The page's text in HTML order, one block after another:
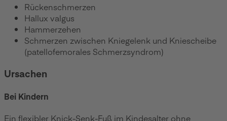
Rückenschmerzen
Hallux valgus
Hammerzehen
Schmerzen zwischen Kniegelenk und Kniescheibe
(patellofemorales Schmerzsyndrom)
Ursachen
Bei Kindern
Ein flexibler Knick-Senk-Fuß im Kindesalter ohne